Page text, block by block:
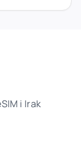
i Irak